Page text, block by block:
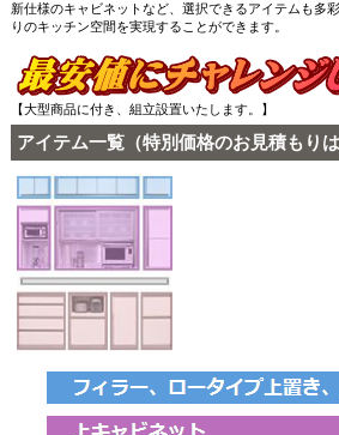
新仕様のキャビネットなど、選択できるアイテムも多
りのキッチン空間を実現することができます。
【大型商品に付き、組立設置いたします。】
アイテム一覧（特別価格のお見積もり